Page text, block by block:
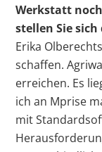
Werkstatt
stellen Sie
Erika
schaffen.
erreichen. Es
ich an Mprise
mit